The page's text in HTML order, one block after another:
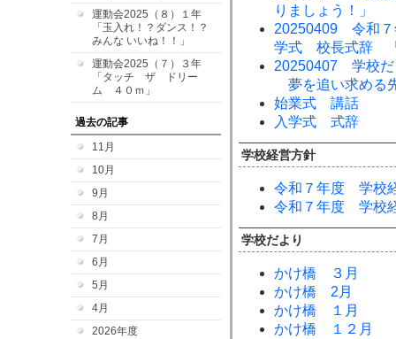
運動会2025（８）１年
「玉入れ！？ダンス！？
みんな いいね！！」
運動会2025（７）３年
「タッチ ザ ドリー
ム ４０ｍ」
過去の記事
11月
10月
9月
8月
7月
6月
5月
4月
2026年度
りましょう！」
20250409 令和
学式 校長式辞
20250407 学校だ
夢を追い求める
始業式 講話
入学式 式辞
学校経営方針
令和７年度 学校
令和７年度 学校
学校だより
かけ橋 ３月
かけ橋 2月
かけ橋 １月
かけ橋 １２月